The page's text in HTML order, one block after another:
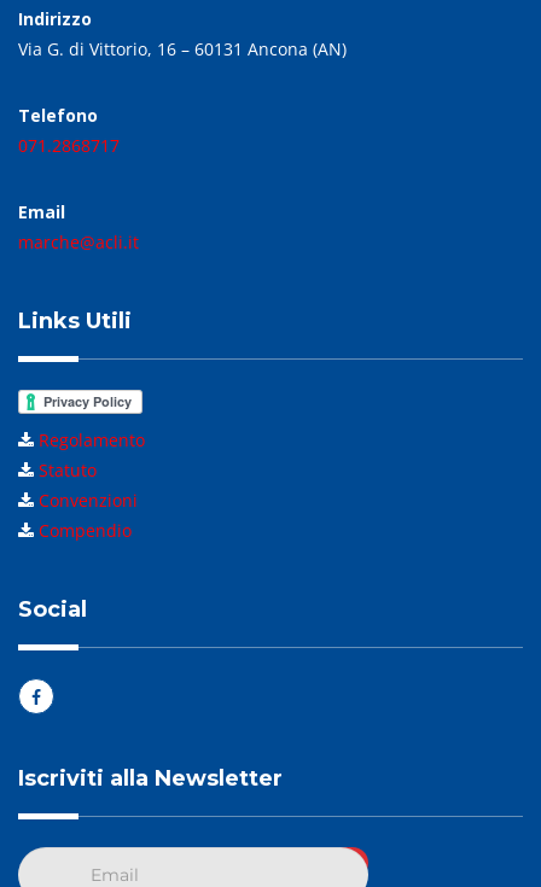
Indirizzo
Via G. di Vittorio, 16 – 60131 Ancona (AN)
Telefono
071.2868717
Email
marche@acli.it
Links Utili
Regolamento
Statuto
Convenzioni
Compendio
Social
Iscriviti alla Newsletter